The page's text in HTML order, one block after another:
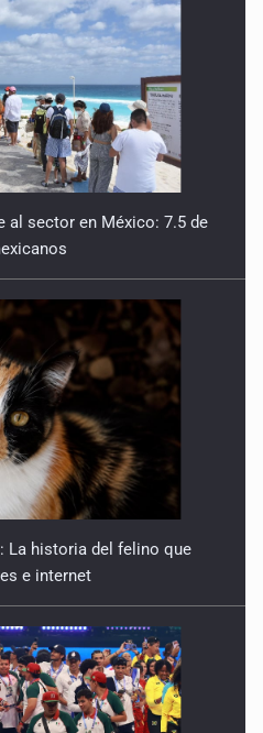
al sector en México: 7.5 de
La historia del felino que
e internet